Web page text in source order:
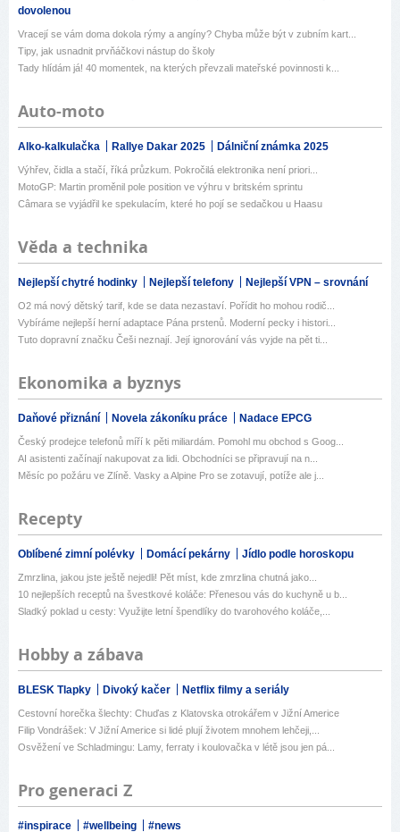
dovolenou
Vracejí se vám doma dokola rýmy a angíny? Chyba může být v zubním kart...
Tipy, jak usnadnit prvňáčkovi nástup do školy
Tady hlídám já! 40 momentek, na kterých převzali mateřské povinnosti k...
Auto-moto
Alko-kalkulačka Rallye Dakar 2025 Dálniční známka 2025
Výhřev, čidla a stačí, říká průzkum. Pokročilá elektronika není priori...
MotoGP: Martin proměnil pole position ve výhru v britském sprintu
Câmara se vyjádřil ke spekulacím, které ho pojí se sedačkou u Haasu
Věda a technika
Nejlepší chytré hodinky Nejlepší telefony Nejlepší VPN – srovnání
O2 má nový dětský tarif, kde se data nezastaví. Pořídit ho mohou rodič...
Vybíráme nejlepší herní adaptace Pána prstenů. Moderní pecky i histori...
Tuto dopravní značku Češi neznají. Její ignorování vás vyjde na pět ti...
Ekonomika a byznys
Daňové přiznání Novela zákoníku práce Nadace EPCG
Český prodejce telefonů míří k pěti miliardám. Pomohl mu obchod s Goog...
AI asistenti začínají nakupovat za lidi. Obchodníci se připravují na n...
Měsíc po požáru ve Zlíně. Vasky a Alpine Pro se zotavují, potíže ale j...
Recepty
Oblíbené zimní polévky Domácí pekárny Jídlo podle horoskopu
Zmrzlina, jakou jste ještě nejedli! Pět míst, kde zmrzlina chutná jako...
10 nejlepších receptů na švestkové koláče: Přenesou vás do kuchyně u b...
Sladký poklad u cesty: Využijte letní špendlíky do tvarohového koláče,...
Hobby a zábava
BLESK Tlapky Divoký kačer Netflix filmy a seriály
Cestovní horečka šlechty: Chuďas z Klatovska otrokářem v Jižní Americe
Filip Vondrášek: V Jižní Americe si lidé plují životem mnohem lehčeji,...
Osvěžení ve Schladmingu: Lamy, ferraty i koulovačka v létě jsou jen pá...
Pro generaci Z
#inspirace #wellbeing #news